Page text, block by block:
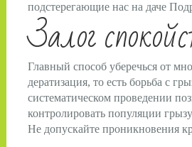
подстерегающие нас на даче
Залог
Главный способ уберечься от
дератизация, то есть борьба с
систематическом проведении
контролировать популяции
Не допускайте проникновения